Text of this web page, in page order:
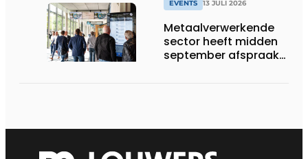
EVENTS 13 JULI 2026
Metaalverwerkende
sector heeft midden
september afspraak